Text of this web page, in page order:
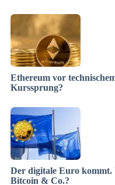
Ethereum vor
Kurssprung?
Der digitale Euro kommt.
Bitcoin & Co.?